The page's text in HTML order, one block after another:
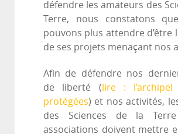
défendre les amateurs des
Terre, nous constatons
pouvons plus attendre d’être
de ses projets menaçant nos
Afin de défendre nos
de liberté ( lire :
protégées) et nos activités,
des Sciences de la
associations doivent mettre